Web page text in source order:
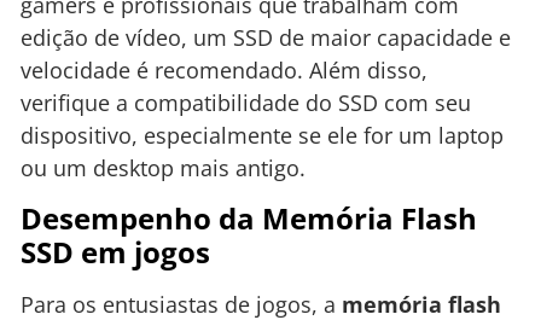
edição de vídeo, um SSD de maior capacidade e
velocidade é recomendado. Além disso,
verifique a compatibilidade do SSD com seu
dispositivo, especialmente se ele for um laptop
ou um desktop mais antigo.
Desempenho da Memória Flash
SSD em jogos
Para os entusiastas de jogos, a memória flash